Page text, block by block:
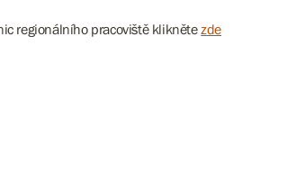
regionálního pracoviště kliknětezde